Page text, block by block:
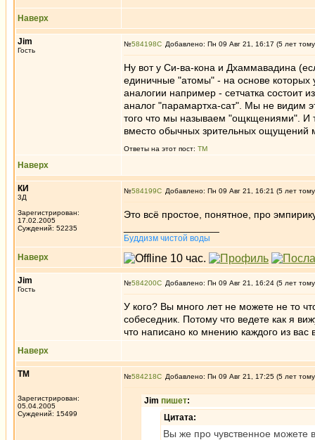
Наверх
Jim
Гость
№584198 Добавлено: Пн 09 Авг 21, 16:17 (5 лет
Ну вот у Си-ва-кона и Дхаммавадина
единичные "атомы" - на основе которых
аналогии например - сетчатка состоит
аналог "парамартха-сат". Мы не видим
того что мы называем "ощкщениями". И
вместо обычных зрительных ощущений
Ответы на этот пост: ТМ
Наверх
КИ
3Д
Зарегистрирован:
17.02.2005
Суждений: 52235
№584199 Добавлено: Пн 09 Авг 21, 16:21 (5 лет
Это всё простое, понятное, про
Буддизм чистой воды
Наверх
Jim
Гость
№584200 Добавлено: Пн 09 Авг 21, 16:24 (5 лет
У кого? Вы много лет не можете не то
собеседник. Потому что ведете как я
что написано ко мнению каждого из вас
Наверх
ТМ
Зарегистрирован:
05.04.2005
Суждений: 15499
№584218 Добавлено: Пн 09 Авг 21, 17:25 (5 лет
Jim пишет:
Цитата:
Вы же про чувственное можете